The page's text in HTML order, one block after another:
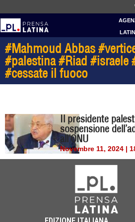
#Mahmoud Abbas
#palestina #Riad #israele
#cessate il fuoco
Il presidente
sospensione
all’ONU
Novembre 11, 2024 |